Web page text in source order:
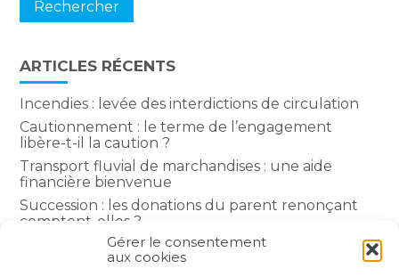
Gérer le consentement
aux cookies
ARTICLES RÉCENTS
Incendies : levée des interdictions de circulation
Cautionnement : le terme de l’engagement
libère-t-il la caution ?
Transport fluvial de marchandises : une aide
financière bienvenue
Succession : les donations du parent renonçant
comptent-elles ?
Encadrement des loyers : une année de plus